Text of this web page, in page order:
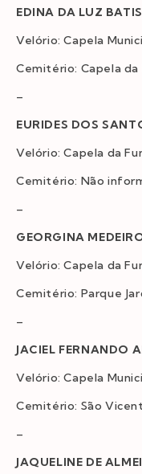
EDINA DA LUZ
Velório: Capela
Cemitério: Capela da
–
EURIDES DOS
Velório: Capela da
Cemitério: Não
–
GEORGINA
Velório: Capela da
Cemitério: Parque
–
JACIEL FERNANDO
Velório: Capela
Cemitério: São
–
JAQUELINE DE